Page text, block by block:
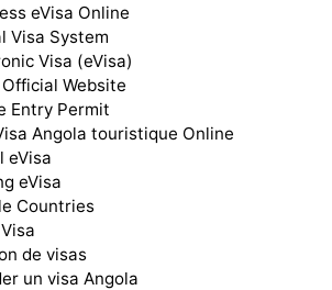
eVisa Online
Visa System
Visa (eVisa)
Website
Entry Permit
Angola touristique Online
eVisa
eVisa
Countries
de visas
un visa Angola